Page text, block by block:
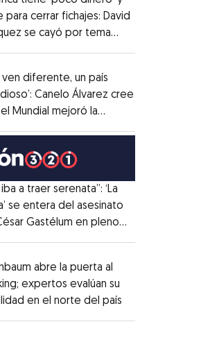
para cerrar fichajes: David
se cayó por tema
ven diferente, un país
Canelo Álvarez cree
Mundial mejoró la
a traer serenata”: ‘La
se entera del asesinato
Gastélum en pleno
abre la puerta al
expertos evalúan su
en el norte del país